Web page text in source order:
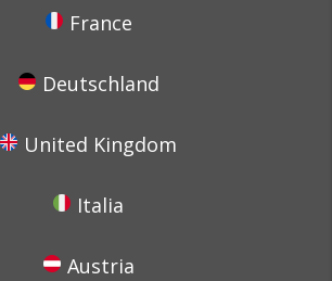
France
Deutschland
United Kingdom
Italia
Austria